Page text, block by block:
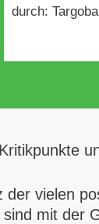
durch:
der vielen
mit der